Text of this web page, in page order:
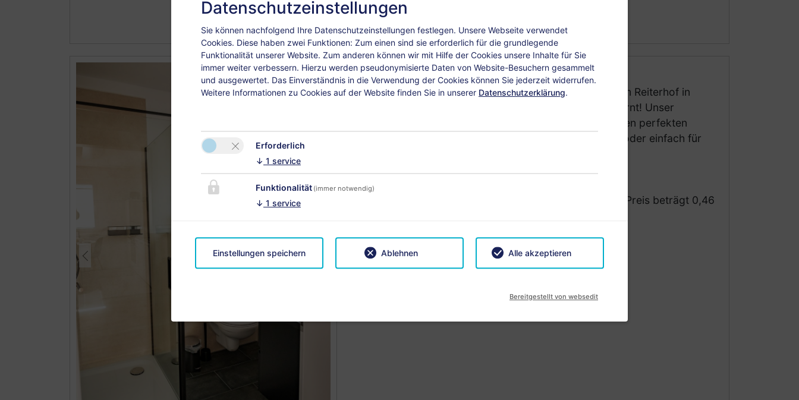
Anfrage
Seepferdchen 2
Genießen Sie einen unvergesslichen Urlaub auf unserem Reiterhof in
Boltenhagen, nur wenige Minuten von der Ostsee entfernt! Unser
charmantes Ferienhaus bietet Ihnen und Ihrer Familie den perfekten
Rückzugsort – ob für Pferdeliebhaber, Naturliebhaber oder einfach für
Strom wird vor ORT je nach Verbrauch berechnet. Der Preis beträgt 0,46
Anfrage Buchen
Datenschutzeinstellungen
Sie können nachfolgend Ihre Datenschutzeinstellungen festlegen. Unsere Webseite verwendet
Cookies. Diese haben zwei Funktionen: Zum einen sind sie erforderlich für die grundlegende
Funktionalität unserer Website. Zum anderen können wir mit Hilfe der Cookies unsere Inhalte für Sie
immer weiter verbessern. Hierzu werden pseudonymisierte Daten von Website-Besuchern gesammelt
und ausgewertet. Das Einverständnis in die Verwendung der Cookies können Sie jederzeit widerrufen.
Weitere Informationen zu Cookies auf der Website finden Sie in unserer Datenschutzerklärung.
Erforderlich
↓ 1 service
Funktionalität (immer notwendig)
↓ 1 service
Ablehnen
Einstellungen speichern Alle akzeptieren
Bereitgestellt von websedit